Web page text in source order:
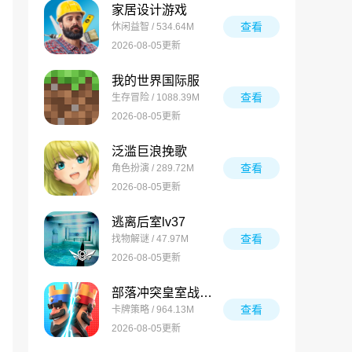
家居设计游戏
休闲益智 / 534.64M
2026-08-05更新
查看
我的世界国际服
生存冒险 / 1088.39M
2026-08-05更新
查看
泛滥巨浪挽歌
角色扮演 / 289.72M
2026-08-05更新
查看
逃离后室lv37
找物解谜 / 47.97M
2026-08-05更新
查看
部落冲突皇室战争国际服
卡牌策略 / 964.13M
2026-08-05更新
查看